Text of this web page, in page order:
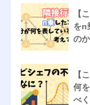
【
をn
の
【
何
べ